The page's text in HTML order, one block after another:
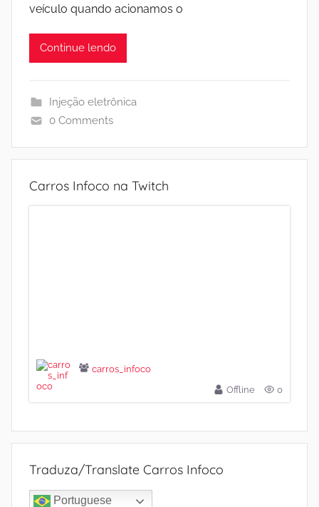
veículo quando acionamos o
Continue lendo
Injeção eletrônica
0 Comments
Carros Infoco na Twitch
carros_infoco
Offline
0
Traduza/Translate Carros Infoco
Portuguese